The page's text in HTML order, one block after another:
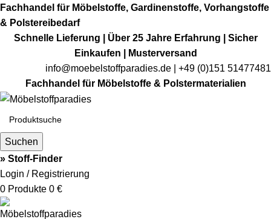
Fachhandel für Möbelstoffe, Gardinenstoffe, Vorhangstoffe
& Polstereibedarf
Schnelle Lieferung | Über 25 Jahre Erfahrung | Sicher
Einkaufen | Musterversand
info@moebelstoffparadies.de | +49 (0)151 51477481
Fachhandel für Möbelstoffe & Polstermaterialien
Suchen
» Stoff-Finder
Login / Registrierung
0 Produkte 0 €